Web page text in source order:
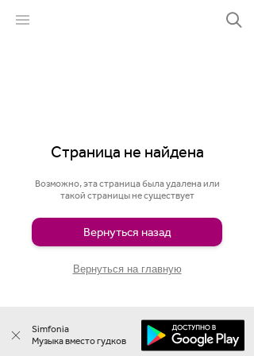
Страница не найдена
Возможно, эта страница была удалена или
такой страницы не существует
Вернуться назад
Вернуться на главную
Simfonia
Музыка вместо гудков